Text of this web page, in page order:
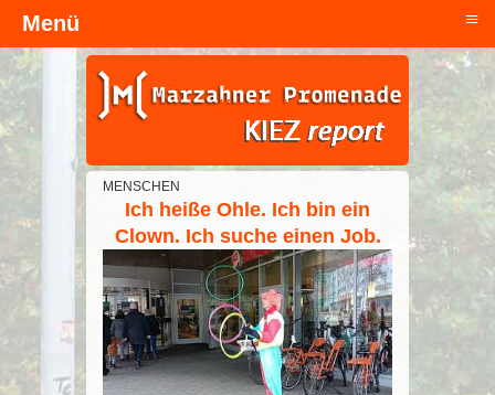
Kopfzeile
MENSCHEN
Ich heiße Ohle. Ich bin ein
Clown. Ich suche einen Job.
Menü ≡